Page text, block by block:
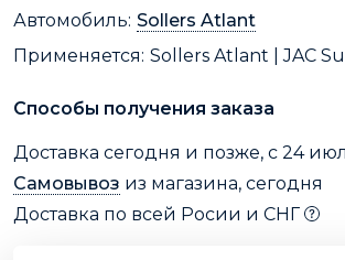
Автомобиль: Sollers Atlant
Применяется: Sollers Atlant | JAC
Способы получения заказа
Доставка сегодня и позже, с 24
Самовывоз из магазина, сегодня
Доставка по всей Росии и СНГ